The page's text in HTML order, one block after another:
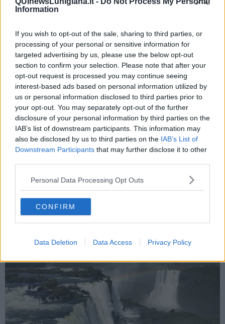
Information
If you wish to opt-out of the sale, sharing to third parties, or
processing of your personal or sensitive information for
targeted advertising by us, please use the below opt-out
section to confirm your selection. Please note that after your
opt-out request is processed you may continue seeing
interest-based ads based on personal information utilized by
us or personal information disclosed to third parties prior to
your opt-out. You may separately opt-out of the further
disclosure of your personal information by third parties on the
IAB’s list of downstream participants. This information may
also be disclosed by us to third parties on the IAB’s List of
Downstream Participants that may further disclose it to other
Personal Data Processing Opt Outs
CONFIRM
Data Deletion Data Access Privacy Policy
Le cascate di Iguazù - foto Blue Lama
Nel 2020, in piena pandemia di Covid-19, le cascate di Iguazù
affrontarono un periodo diimpressionante siccità: il flusso del
fiume Paranà diminuì da 1.500 metri cubi d'acqua al secondo a
meno di 300. La quasi totalità dei salti d'acqua si prosciugò. Le
autorità del Parco nazionale dichiararono che si trattava di un
fenomeno ciclicoche si ripeteva ogni 10-15 anni ma che non era
mai stata registrata una siccità cosìestrema.
Nei mesi successivi l'emergenza lentamente rientrò, il fiume
ricominciò a ingrossarsi e recuperò la portata usuale. Nel 2023 si è
aumentata fino a superare di 16 volte il livello consueto e l'acqua
arrivò addirittura asommergere, per qualche settimana, le
passerelle per i visitatori.